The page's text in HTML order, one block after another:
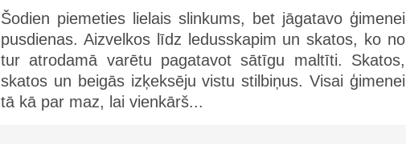
Šodien piemeties lielais slinkums, bet jāgatavo ģimenei
pusdienas. Aizvelkos līdz ledusskapim un skatos, ko no
tur atrodamā varētu pagatavot sātīgu maltīti. Skatos,
skatos un beigās izķeksēju vistu stilbiņus. Visai ģimenei
tā kā par maz, lai vienkārš...